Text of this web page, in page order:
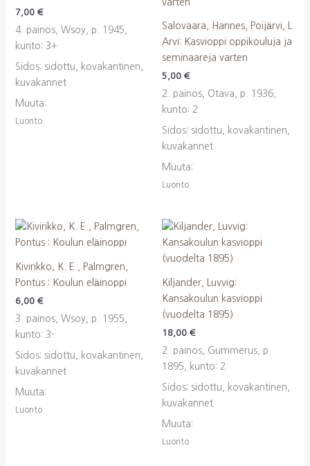
7,00 €
4. painos, Wsoy, p. 1945,
kunto: 3+
Sidos: sidottu, kovakantinen,
kuvakannet
Muuta:
Luonto
Salovaara, Hannes, Poijärvi, L.
Arvi: Kasvioppi oppikouluja ja
seminaareja varten
5,00 €
2. painos, Otava, p. 1936,
kunto: 2
Sidos: sidottu, kovakantinen,
kuvakannet
Muuta:
Luonto
Kivirikko, K. E., Palmgren,
Pontus : Koulun eläinoppi
6,00 €
3. painos, Wsoy, p. 1955,
kunto: 3-
Sidos: sidottu, kovakantinen,
kuvakannet
Muuta:
Luonto
Kiljander, Luvvig:
Kansakoulun kasvioppi
(vuodelta 1895)
18,00 €
2. painos, Gummerus, p.
1895, kunto: 2
Sidos: sidottu, kovakantinen,
kuvakannet
Muuta:
Luonto